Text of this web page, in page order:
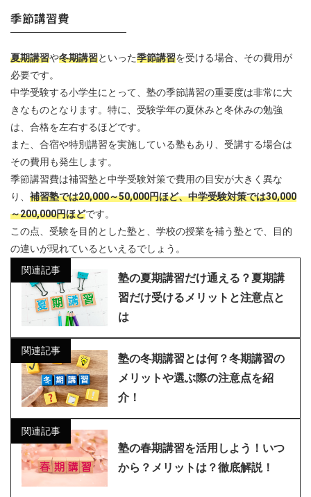
季節講習費
夏期講習や冬期講習といった季節講習を受ける場合、その費用が
必要です。
中学受験する小学生にとって、塾の季節講習の重要度は非常に大
きなものとなります。特に、受験学年の夏休みと冬休みの勉強
は、合格を左右するほどです。
また、合宿や特別講習を実施している塾もあり、受講する場合は
その費用も発生します。
季節講習費は補習塾と中学受験対策で費用の目安が大きく異な
り、 補習塾では20,000～50,000円ほど、中学受験対策では30,000
～200,000円ほどです。
この点、受験を目的とした塾と、学校の授業を補う塾とで、目的
の違いが現れているといえるでしょう。
関連記事
塾の夏期講習だけ通える？夏期講
習だけ受けるメリットと注意点と
は
関連記事
塾の冬期講習とは何？冬期講習の
メリットや選ぶ際の注意点を紹
介！
関連記事
塾の春期講習を活用しよう！いつ
から？メリットは？徹底解説！